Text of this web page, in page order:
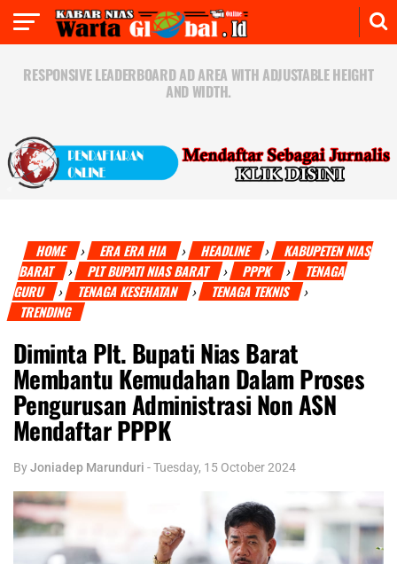
RESPONSIVE LEADERBOARD AD AREA WITH ADJUSTABLE HEIGHT
AND WIDTH.
HOME › ERA ERA HIA › HEADLINE › KABUPETEN NIAS
BARAT › PLT BUPATI NIAS BARAT › PPPK › TENAGA
GURU › TENAGA KESEHATAN › TENAGA TEKNIS ›
TRENDING
Diminta Plt. Bupati Nias Barat
Membantu Kemudahan Dalam Proses
Pengurusan Administrasi Non ASN
Mendaftar PPPK
ByJoniadep Marunduri -Tuesday, 15 October 2024